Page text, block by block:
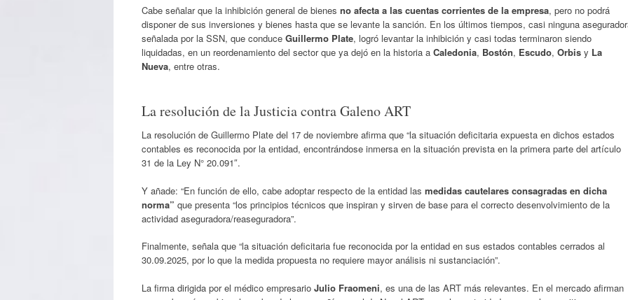
Cabe señalar que la inhibición general de bienes no afecta a las cuentas corrientes de la empresa, pero no podrá
disponer de sus inversiones y bienes hasta que se levante la sanción. En los últimos tiempos, casi ninguna
señalada por la SSN, que conduce Guillermo Plate, logró levantar la inhibición y casi todas terminaron siendo
liquidadas, en un reordenamiento del sector que ya dejó en la historia a Caledonia, Bostón, Escudo, Orbis y La
Nueva, entre otras.
La resolución de la Justicia contra Galeno ART
La resolución de Guillermo Plate del 17 de noviembre afirma que “la situación deficitaria expuesta en dichos estados
contables es reconocida por la entidad, encontrándose inmersa en la situación prevista en la primera parte del artículo
31 de la Ley N° 20.091″.
Y añade: “En función de ello, cabe adoptar respecto de la entidad las medidas cautelares consagradas en dicha
norma” que presenta “los principios técnicos que inspiran y sirven de base para el correcto desenvolvimiento de la
actividad aseguradora/reaseguradora”.
Finalmente, señala que “la situación deficitaria fue reconocida por la entidad en sus estados contables cerrados al
30.09.2025, por lo que la medida propuesta no requiere mayor análisis ni sustanciación”.
La firma dirigida por el médico empresario Julio Fraomeni, es una de las ART más relevantes. En el mercado afirman